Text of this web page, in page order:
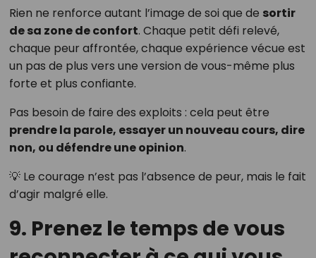
Rien ne renforce autant l’image de soi que de sortir
de sa zone de confort. Chaque petit défi relevé,
chaque peur affrontée, chaque expérience vécue est
un pas de plus vers une version de vous-même plus
forte et plus confiante.
Pas besoin de faire des exploits : cela peut être
prendre la parole, essayer un nouveau cours, dire
non, ou défendre une opinion.
💡 Le courage n’est pas l’absence de peur, mais le fait
d’agir malgré elle.
9. Prenez le temps de vous